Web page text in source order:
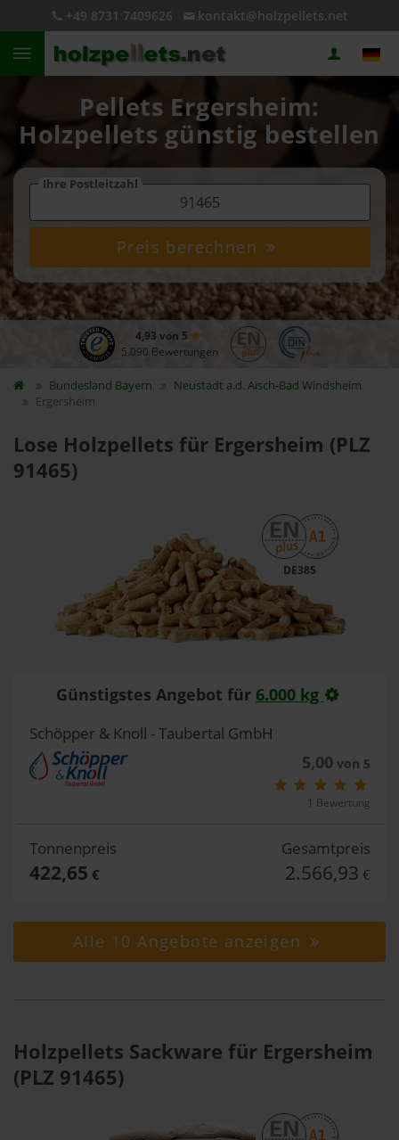
+49 8731 7409626 kontakt@holzpellets.net
Pellets Ergersheim:
Holzpellets günstig bestellen
Ihre Postleitzahl
Preis berechnen
4,93 von 5
5.090 Bewertungen
Bundesland Bayern
Neustadt a.d. Aisch-Bad Windsheim
Ergersheim
Lose Holzpellets für Ergersheim (PLZ
91465)
DE385
Günstigstes Angebot für 6.000 kg
Schöpper & Knoll - Taubertal GmbH
5,00 von 5
1 Bewertung
Tonnenpreis
422,65 €
Gesamtpreis
2.566,93 €
Alle 10 Angebote anzeigen
Holzpellets Sackware für Ergersheim
(PLZ 91465)